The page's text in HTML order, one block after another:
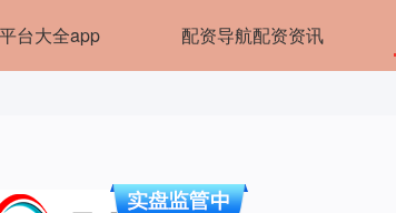
台大全app 配资导航配资资讯